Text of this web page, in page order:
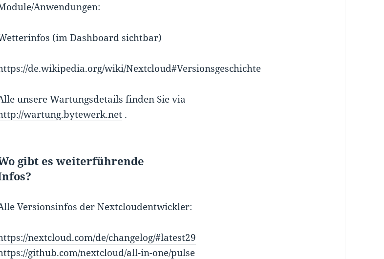
Anwendungen:
(im Dashboard sichtbar)
de.wikipedia.org/wiki/Nextcloud#Versionsgeschichte
unsere Wartungsdetails finden Sie via
wartung.bytewerk.net .
gibt es weiterführende
Versionsinfos der Nextcloudentwickler:
nextcloud.com/de/changelog/#latest29
github.com/nextcloud/all-in-one/pulse